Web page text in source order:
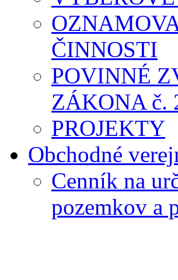
ČINNOSTI
POVINNÉ
ZÁKONA č.
PROJEKTY
Obchodné
Cenník na
pozemkov a